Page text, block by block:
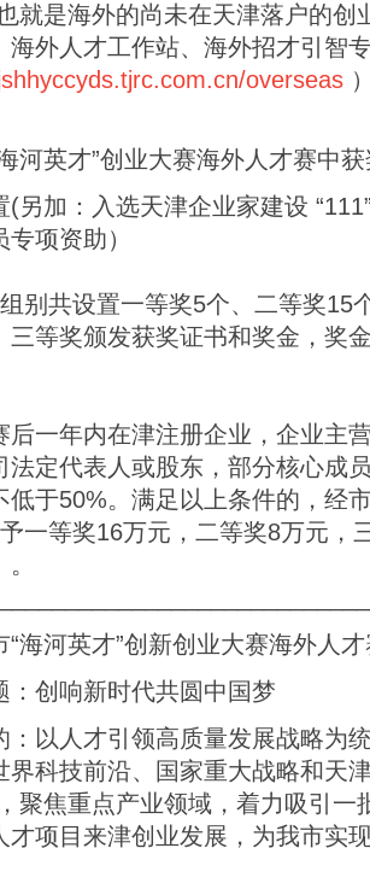
就是海外的尚未在天津落户的创
海外人才工作站、海外招才引智
overseas
河英才”创业大赛海外人才赛中
(另加：入选天津企业家建设
项资助）
别共设置一等奖5个、二等奖15
三等奖颁发获奖证书和奖金，奖
后一年内在津注册企业，企业主
法定代表人或股东，部分核心成
低于50%。满足以上条件的，经
一等奖16万元，二等奖8万元，
“海河英才”创新创业大赛海外人
：创响新时代共圆中国梦
：以人才引领高质量发展战略为
界科技前沿、国家重大战略和天
聚焦重点产业领域，着力吸引
才项目来津创业发展，为我市实